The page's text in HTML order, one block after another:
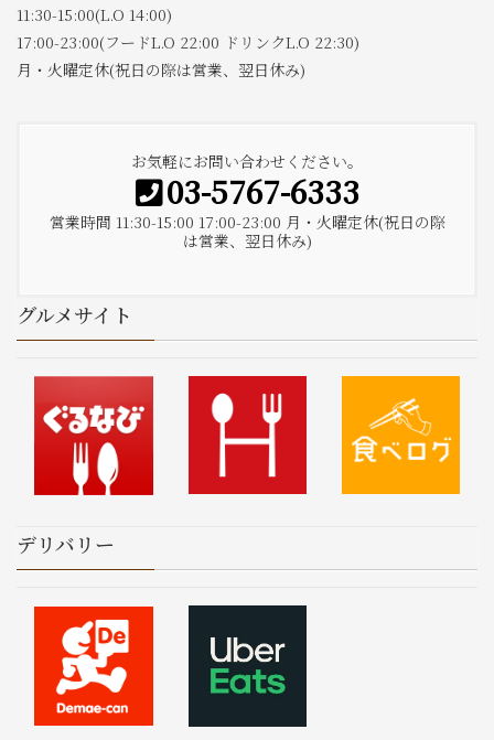
11:30-15:00(L.O 14:00)
17:00-23:00(フードL.O 22:00 ドリンクL.O 22:30)
月・火曜定休(祝日の際は営業、翌日休み)
お気軽にお問い合わせください。
03-5767-6333
営業時間 11:30-15:00 17:00-23:00 月・火曜定休(祝日の際
は営業、翌日休み)
グルメサイト
デリバリー